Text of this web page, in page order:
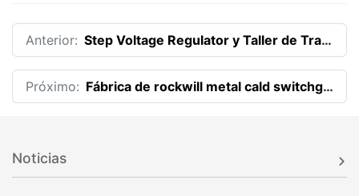
Anterior: Step Voltage Regulator y Taller de Transformadores
Próximo: Fábrica de rockwill metal cald switchgear
Noticias